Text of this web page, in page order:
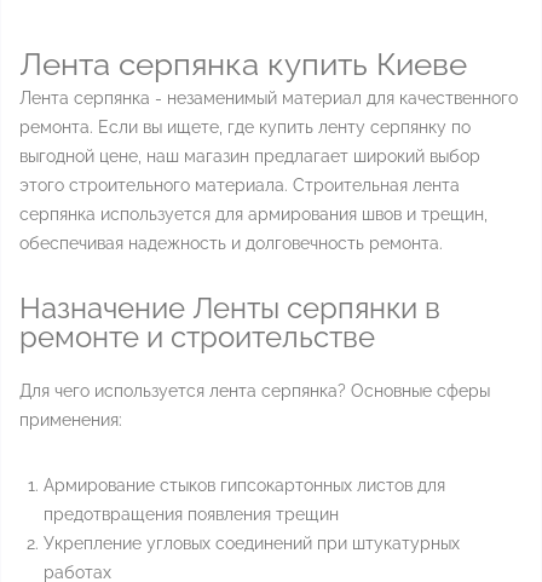
Лента серпянка купить Киеве
Лента серпянка - незаменимый материал для качественного
ремонта. Если вы ищете, где купить ленту серпянку по
выгодной цене, наш магазин предлагает широкий выбор
этого строительного материала. Строительная лента
серпянка используется для армирования швов и трещин,
обеспечивая надежность и долговечность ремонта.
Назначение Ленты серпянки в
ремонте и строительстве
Для чего используется лента серпянка? Основные сферы
применения:
Армирование стыков гипсокартонных листов для
предотвращения появления трещин
Укрепление угловых соединений при штукатурных
работах